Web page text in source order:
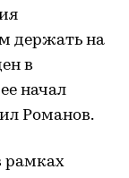
держать на
в
начал
Романов.
рамках